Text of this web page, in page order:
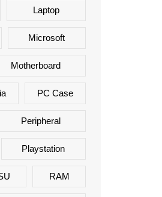
Laptop
Microsoft
Motherboard
PC Case
Peripheral
Playstation
RAM